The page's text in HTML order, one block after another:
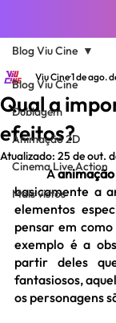
Blog Viu Cine
Dublagem
Animação 2D
Cinema Live Action
Mais vistos
Blog Viu Cine
Qual a
efeitos?
Viu Cine1 de ago.
Atualizado:25 de out.
	A
basicamente a
elementos
pensar em
exemplo é a
partir deles
fantasiosos,
os personagens